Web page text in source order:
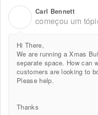
Carl Bennett
começou um
Hi There,
We are running a Xmas
separate space. How can
customers are looking to
Please help.
Thanks